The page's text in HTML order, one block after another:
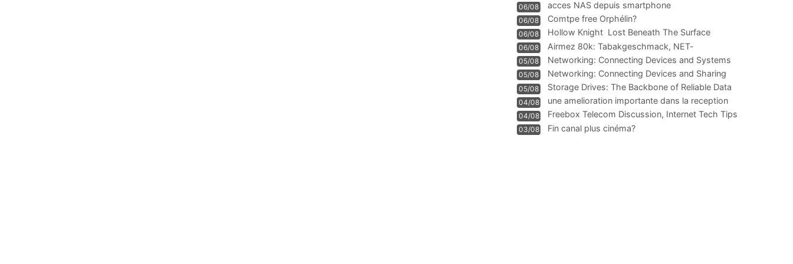
06/08 acces NAS depuis smartphone
06/08 Comtpe free Orphélin?
06/08 Hollow Knight  Lost Beneath The Surface
06/08
Airmez 80k: Tabakgeschmack, NET-
Technologie und Leistung im
05/08 Networking: Connecting Devices and Systems
05/08
Networking: Connecting Devices and Sharing
Information
05/08
Storage Drives: The Backbone of Reliable Data
Management
04/08
une amelioration importante dans la reception
WIFI
04/08
Freebox Telecom Discussion, Internet Tech Tips
Communi
03/08 Fin canal plus cinéma?